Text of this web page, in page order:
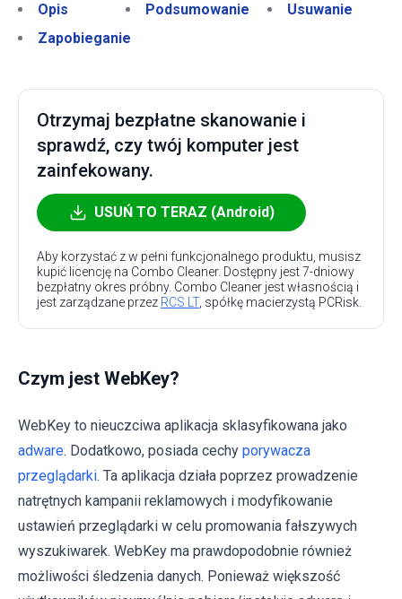
Opis
Podsumowanie
Usuwanie
Zapobieganie
Otrzymaj bezpłatne skanowanie i
sprawdź, czy twój komputer jest
zainfekowany.
USUŃ TO TERAZ (Android)
Aby korzystać z w pełni funkcjonalnego produktu, musisz
kupić licencję na Combo Cleaner. Dostępny jest 7-dniowy
bezpłatny okres próbny. Combo Cleaner jest własnością i
jest zarządzane przez RCS LT, spółkę macierzystą PCRisk.
Czym jest WebKey?
WebKey to nieuczciwa aplikacja sklasyfikowana jako
adware. Dodatkowo, posiada cechy porywacza
przeglądarki. Ta aplikacja działa poprzez prowadzenie
natrętnych kampanii reklamowych i modyfikowanie
ustawień przeglądarki w celu promowania fałszywych
wyszukiwarek. WebKey ma prawdopodobnie również
możliwości śledzenia danych. Ponieważ większość